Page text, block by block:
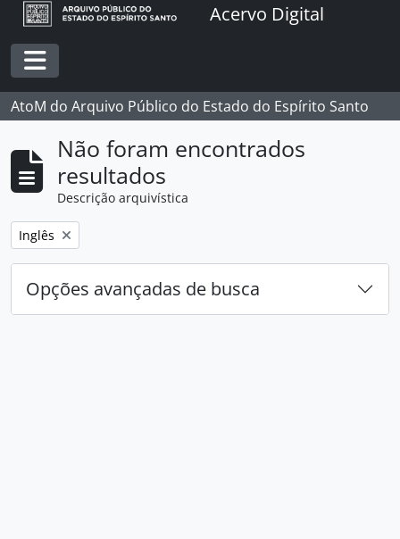
Acervo Digital
Toggle navigation
AtoM do Arquivo Público do Estado do Espírito Santo
Não foram encontrados
resultados
Descrição arquivística
Remover filtro:
Inglês
Opções avançadas de busca